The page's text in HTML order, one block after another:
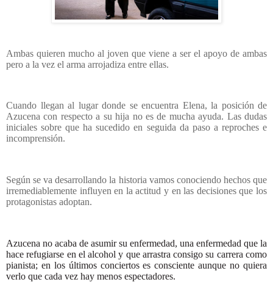
Ambas quieren mucho al joven que viene a ser el apoyo de ambas
pero a la vez el arma arrojadiza entre ellas.
Cuando llegan al lugar donde se encuentra Elena, la posición de
Azucena con respecto a su hija no es de mucha ayuda. Las dudas
iniciales sobre que ha sucedido en seguida da paso a reproches e
incomprensión.
Según se va desarrollando la historia vamos conociendo hechos que
irremediablemente influyen en la actitud y en las decisiones que los
protagonistas adoptan.
Azucena no acaba de asumir su enfermedad, una enfermedad que la
hace refugiarse en el alcohol y que arrastra consigo su carrera como
pianista; en los últimos conciertos es consciente aunque no quiera
verlo que cada vez hay menos espectadores.